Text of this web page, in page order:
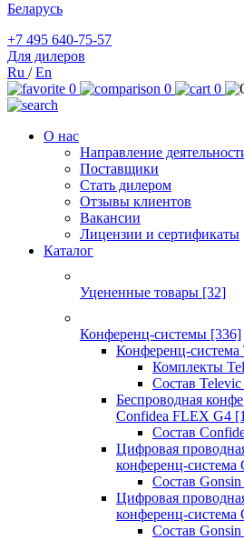
Беларусь
+7 495 640-75-57
Для дилеров
Ru /En
0
0 0
О нас
Направление
Поставщики
Стать дилером
Отзывы клиентов
Вакансии
Лицензии и сертификаты
Каталог
Уцененные товары [32]
Конференц-системы [336]
Конференц-система
Комплекты
Состав
Беспроводная
Confidea FLEX G4
Состав
Цифровая
конференц-система
Состав
Цифровая
конференц-система
Состав